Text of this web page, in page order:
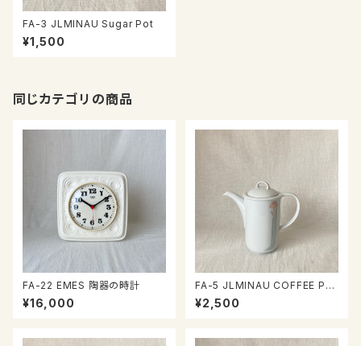
FA-3 JLMINAU Sugar Pot
¥1,500
同じカテゴリの商品
FA-22 EMES 陶器の時計
¥16,000
FA-5 JLMINAU COFFEE PO
T
¥2,500